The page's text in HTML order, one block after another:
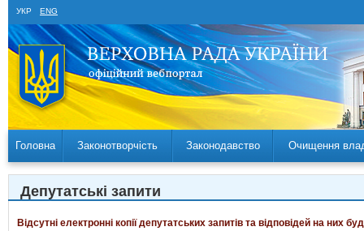
УКР ENG
Головна Законотворчість Законодавство Очищення
Депутатські запити
Відсутні електронні копії депутатських запитів та відповідей на